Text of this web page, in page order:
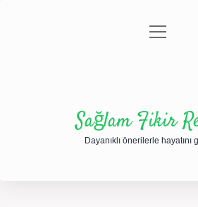
Gizlilik Politikası
menüyü
Sağlam Fikir
Dayanıklı önerilerle hayatını